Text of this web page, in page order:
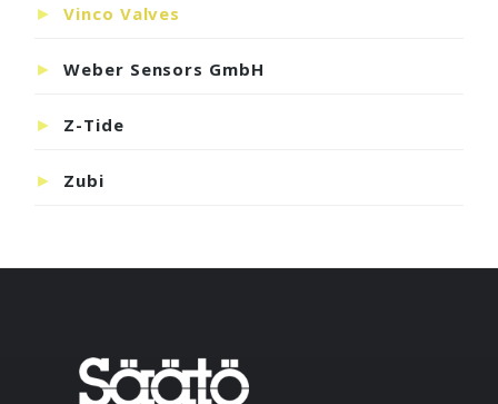
Vinco Valves
Weber Sensors GmbH
Z-Tide
Zubi
Footer